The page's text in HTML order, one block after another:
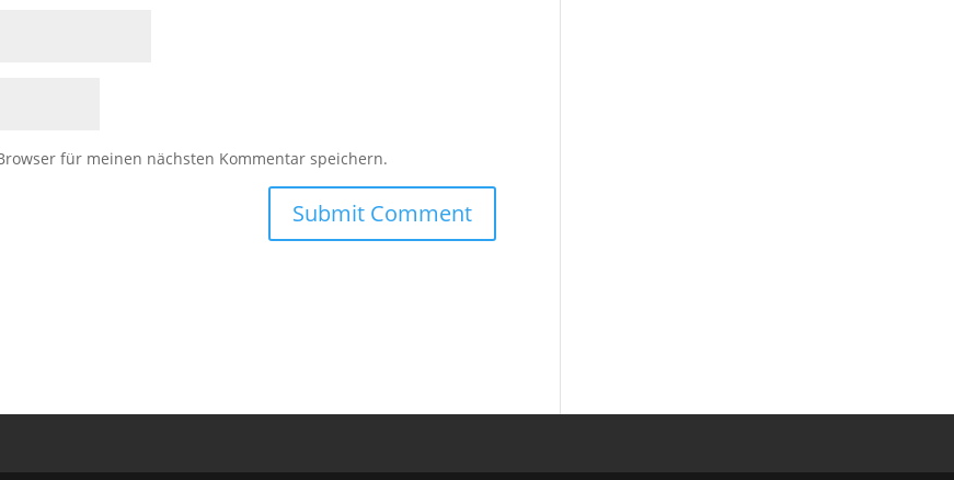
für meinen nächsten Kommentar speichern.